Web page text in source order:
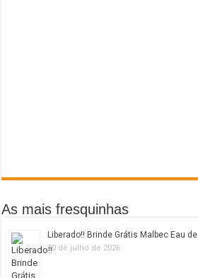
As mais fresquinhas
Liberado!! Brinde Grátis Malbec Eau
20 de julho de 2026